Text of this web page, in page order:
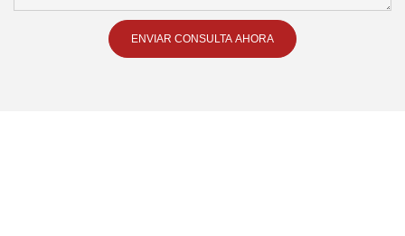
ENVIAR CONSULTA AHORA